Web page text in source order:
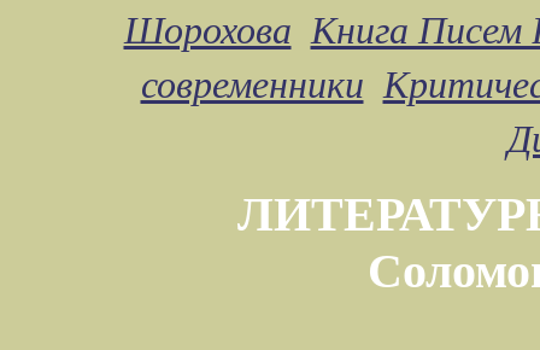
Шорохова Книга Писем
современники